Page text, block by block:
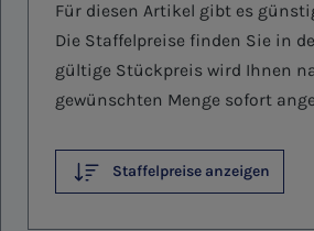
Für diesen Artikel gibt es
Die Staffelpreise finden Sie in
gültige Stückpreis wird Ihnen
gewünschten Menge sofort
Staffelpreise anzeigen